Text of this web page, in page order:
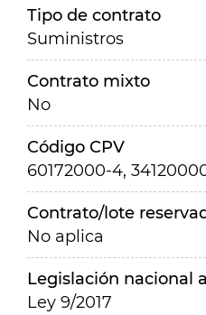
Tipo de contrato
Suministros
Contrato mixto
No
Código CPV
60172000-4,
Contrato/lote
No aplica
Legislación nacional
Ley 9/2017